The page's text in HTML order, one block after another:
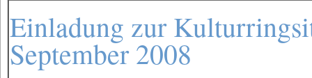
Einladung zur
September 2008